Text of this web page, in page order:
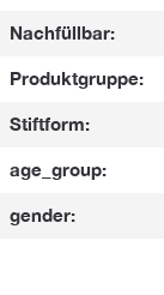
Nachfüllbar:
Produktgruppe:
Stiftform:
age_group:
gender: